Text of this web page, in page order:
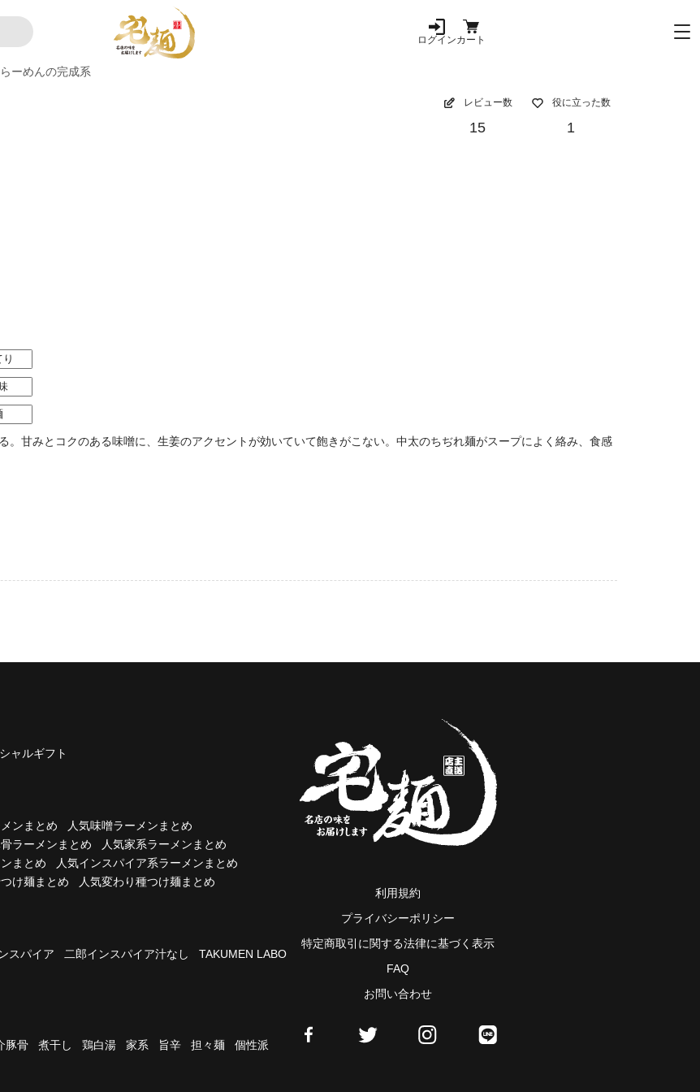
ログインカート
ーめんの完成系
レビュー数
15
役に立った数
1
り
。甘みとコクのある味噌に、生姜のアクセントが効いていて飽きがこない。中太のちぢれ麺がスープによく絡み、食感
ャルギフト
ンまとめ
人気味噌ラーメンまとめ
ラーメンまとめ
人気家系ラーメンまとめ
まとめ
人気インスパイア系ラーメンまとめ
け麺まとめ 人気変わり種つけ麺まとめ
スパイア 二郎インスパイア汁なし
TAKUMEN LABO
豚骨 煮干し 鶏白湯 家系 旨辛 担々麺
個性派
利用規約
プライバシーポリシー
特定商取引に関する法律に基づく表示
FAQ
お問い合わせ